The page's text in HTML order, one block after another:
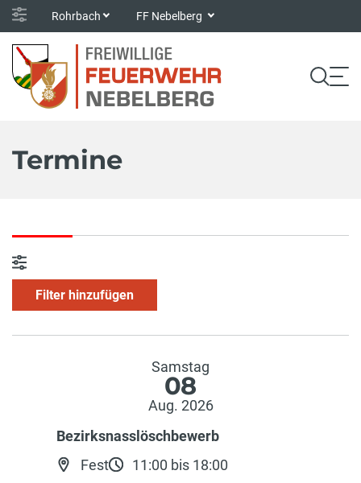
Rohrbach FF Nebelberg
Termine
Filter hinzufügen
Samstag
08
Aug. 2026
Bezirksnasslöschbewerb
Fest
11:00 bis 18:00